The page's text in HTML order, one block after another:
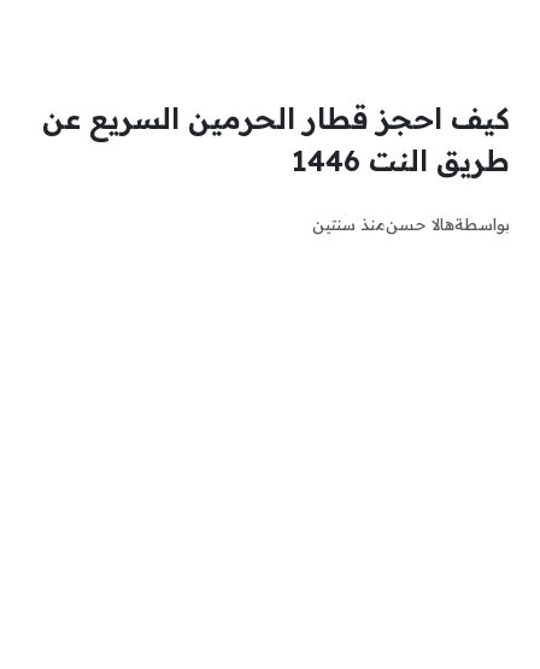
كيف احجز قطار الحرمين السريع عن
طريق النت 1446
بواسطةهالا حسنمنذ سنتين